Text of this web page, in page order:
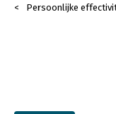
Persoonlijke